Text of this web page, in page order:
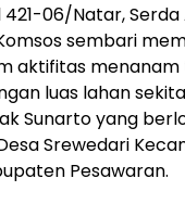
421-06/Natar,
sembari
aktifitas
luas lahan
Sunarto yang
Srewedari
Pesawaran.